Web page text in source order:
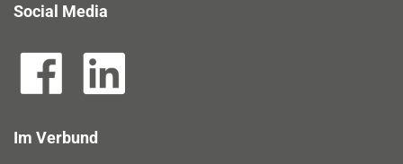
Social Media
Im Verbund